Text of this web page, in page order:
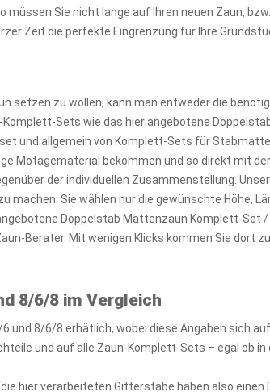
müssen Sie nicht lange auf Ihren neuen Zaun,
Zeit die perfekte Eingrenzung für Ihre
setzen zu wollen, kann man entweder die
Sets wie das hier angebotene
und allgemein von Komplett-Sets für
Motagematerial bekommen und so direkt mit
der individuellen Zusammenstellung.
Sie wählen nur die gewünschte Höhe,
Doppelstab Mattenzaun Komplett-Set
Berater. Mit wenigen Klicks kommen Sie dort
8/6/8 im Vergleich
und 8/6/8 erhätlich, wobei diese Angaben sich
und auf alle Zaun-Komplett-Sets – egal ob
hier verarbeiteten Gitterstäbe haben also